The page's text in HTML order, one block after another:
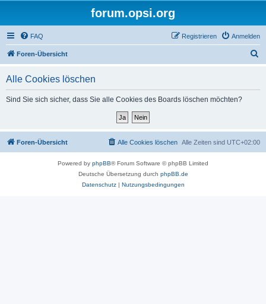
forum.opsi.org
FAQ Anmelden
Registrieren
Foren-Übersicht
Alle Cookies löschen
Sind Sie sich sicher, dass Sie alle Cookies des Boards löschen möchten?
Foren-Übersicht Alle Zeiten sind UTC+02:00
Alle Cookies löschen
Powered by phpBB® Forum Software © phpBB Limited
Deutsche Übersetzung durch phpBB.de
Datenschutz| Nutzungsbedingungen